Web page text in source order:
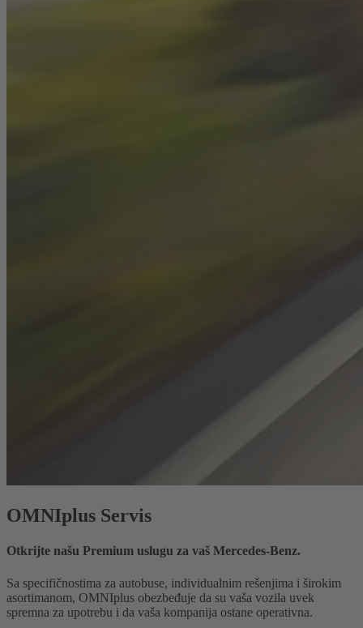
OMNIplus Servis
Otkrijte našu Premium uslugu za vaš Mercedes-Benz.
Sa specifičnostima za autobuse, individualnim rešenjima i širokim
asortimanom, OMNIplus obezbeđuje da su vaša vozila uvek
spremna za upotrebu i da vaša kompanija ostane operativna.